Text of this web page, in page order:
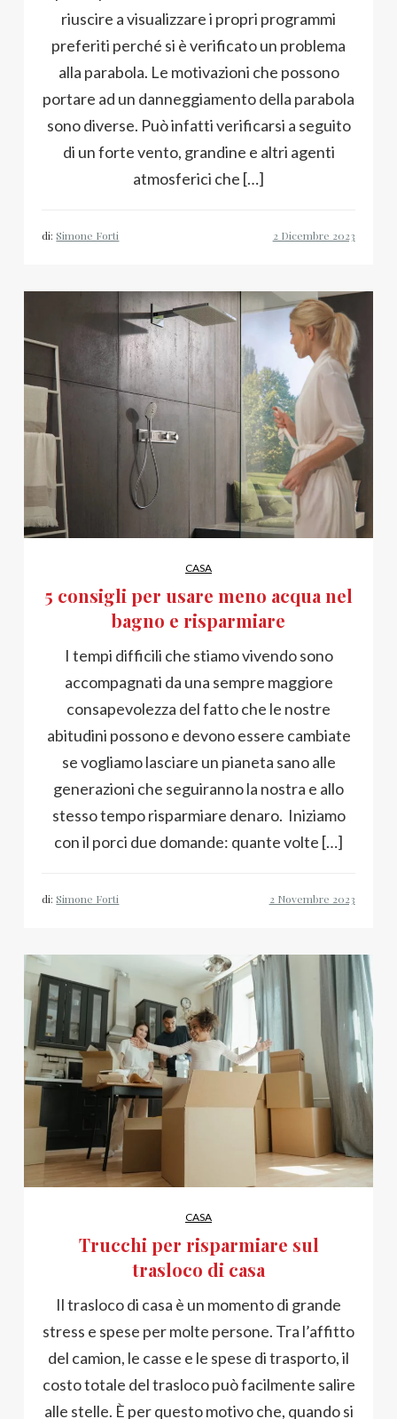
riuscire a visualizzare i propri programmi
preferiti perché si è verificato un problema
alla parabola. Le motivazioni che possono
portare ad un danneggiamento della parabola
sono diverse. Può infatti verificarsi a seguito
di un forte vento, grandine e altri agenti
atmosferici che […]
di:Simone Forti
CASA
5 consigli per usare meno acqua nel
bagno e risparmiare
I tempi difficili che stiamo vivendo sono
accompagnati da una sempre maggiore
consapevolezza del fatto che le nostre
abitudini possono e devono essere cambiate
se vogliamo lasciare un pianeta sano alle
generazioni che seguiranno la nostra e allo
stesso tempo risparmiare denaro. Iniziamo
con il porci due domande: quante volte […]
di:Simone Forti
CASA
Trucchi per risparmiare sul
trasloco di casa
Il trasloco di casa è un momento di grande
stress e spese per molte persone. Tra l’affitto
del camion, le casse e le spese di trasporto, il
costo totale del trasloco può facilmente salire
alle stelle. È per questo motivo che, quando si